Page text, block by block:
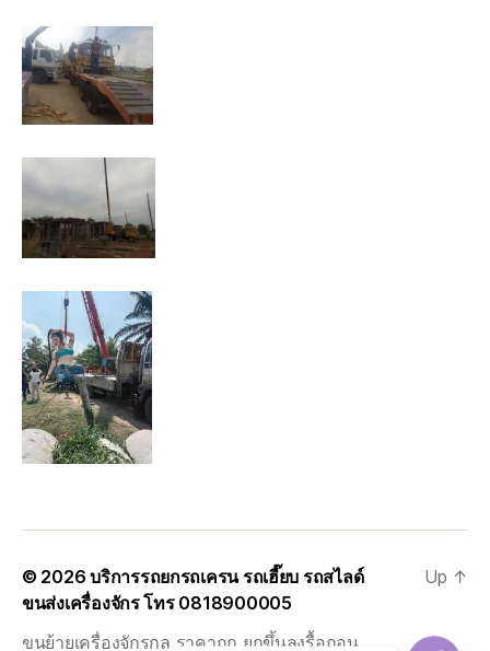
© 2026บริการรถยกรถเครน รถเฮี๊ยบ รถสไลด์
ขนส่งเครื่องจักร โทร 0818900005
ขนย้ายเครื่องจักรกล ราคาถูก ยกขึ้นลงรื้อถอน
Up ↑